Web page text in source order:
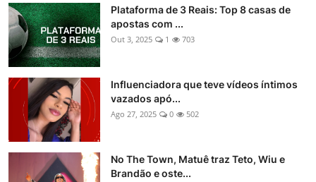
Plataforma de 3 Reais: Top 8 casas de
apostas com ...
Out 3, 2025 1 703
Influenciadora que teve vídeos íntimos
vazados apó...
Ago 27, 2025 0 502
No The Town, Matuê traz Teto, Wiu e
Brandão e oste...